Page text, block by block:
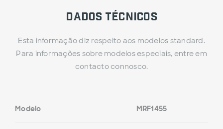
Dados técnicos
Esta informação diz respeito aos modelos standard.
Para informações sobre modelos especiais, entre em
contacto connosco.
Modelo MRF1455